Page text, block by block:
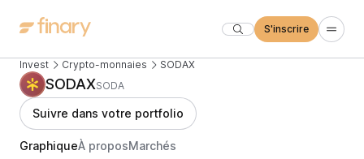
S'inscrire
Invest Crypto-monnaies SODAX
SODAXSODA
Suivre dans votre portfolio
GraphiqueÀ proposMarchés